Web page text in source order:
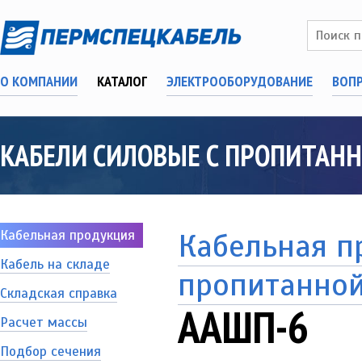
О КОМПАНИИ КАТАЛОГ ЭЛЕКТРООБОРУДОВАНИЕ
КАБЕЛИ СИЛОВЫЕ С
Кабельная продукция
Кабель на складе
Складская справка
Расчет массы
Подбор сечения
Кабельная
ААШП-6